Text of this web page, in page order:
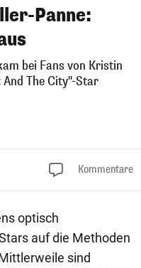
Panne:
bei Fans von Kristin
The City"-Star
Kommentare
optisch
auf die Methoden
sind